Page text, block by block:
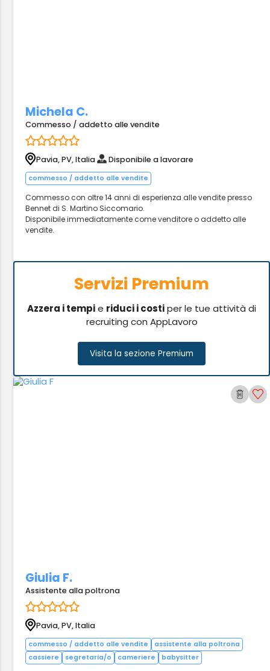
Michela C.
Commesso / addetto alle vendite
Pavia, PV, Italia Disponibile a lavorare
commesso / addetto alle vendite
Commesso con oltre 14 anni di esperienza alle vendite presso
Bennet di S. Martino Siccomario.
Disponibile immediatamente come venditore o addetto alle
vendite.
Servizi Premium
Azzera i tempie riduci i costiper le tue attività di
recruiting con AppLavoro
Visita la sezione Premium
Giulia F.
Assistente alla poltrona
Pavia, PV, Italia
commesso / addetto alle vendite
assistente alla poltrona
cassiere
segretaria/o cameriere babysitter